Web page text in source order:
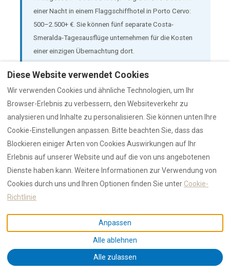
einer Nacht in einem Flaggschiffhotel in Porto Cervo:
500–2.500+ €. Sie können fünf separate Costa-
Smeralda-Tagesausflüge unternehmen für die Kosten
einer einzigen Übernachtung dort.
Strand Pittulongu bei Olbia — zehn Minuten von der Altstadt, Blick auf
Tavolara. Der Heim-Basis-Strand. Foto RENTAL12.
Taktische Hinweise: Ende Juli und August können sowohl
Diese Website verwendet Cookies
Wir verwenden Cookies und ähnliche Technologien, um Ihr
Browser-Erlebnis zu verbessern, den Websiteverkehr zu
analysieren und Inhalte zu personalisieren. Sie können unten Ihre
Cookie-Einstellungen anpassen. Bitte beachten Sie, dass das
Blockieren einiger Arten von Cookies Auswirkungen auf Ihr
Erlebnis auf unserer Website und auf die von uns angebotenen
Dienste haben kann. Weitere Informationen zur Verwendung von
Cookies durch uns und Ihren Optionen finden Sie unter Cookie-
Richtlinie
Anpassen
Alle ablehnen
Alle zulassen